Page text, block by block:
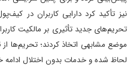
نیز تأکید کرد دارایی کاربران در
تحریم‌های جدید تأثیری بر مالکیت
موضع مشابهی اتخاذ کردند؛ تحریم‌ها
لحاظ شده و خدمات بدون اختلال ادامه